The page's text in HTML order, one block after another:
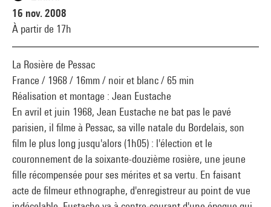
La Rosière de Pessac
France / 1968 / 16mm / noir et blanc / 65 min
Réalisation et montage : Jean Eustache
En avril et juin 1968, Jean Eustache ne bat pas le pavé
parisien, il filme à Pessac, sa ville natale du Bordelais, son
film le plus long jusqu'alors (1h05) : l'élection et le
couronnement de la soixante-douzième rosière, une jeune
fille récompensée pour ses mérites et sa vertu. En faisant
acte de filmeur ethnographe, d'enregistreur au point de vue
16 nov. 2008
À partir de 17h